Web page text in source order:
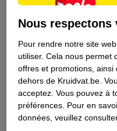
Découvrez dès maintenant
Nous
Pour rendre notre site
utiliser. Cela nous permet
offres et promotions, ainsi
dehors de Kruidvat.be.
acceptez. Vous pouvez à
préférences. Pour en
données, veuillez